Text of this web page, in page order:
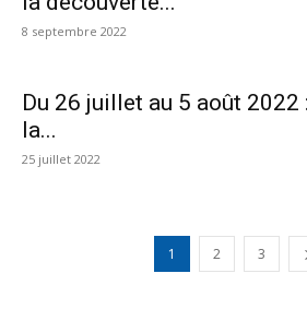
8 septembre 2022
Du 26 juillet au 5 août
la...
25 juillet 2022
1 2 3